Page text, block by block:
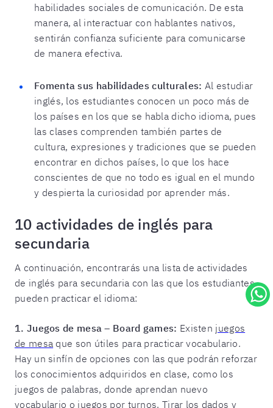
habilidades sociales de comunicación. De esta
manera, al interactuar con hablantes nativos,
sentirán confianza suficiente para comunicarse
de manera efectiva.
Fomenta sus habilidades culturales: Al estudiar
inglés, los estudiantes conocen un poco más de
los países en los que se habla dicho idioma, pues
las clases comprenden también partes de
cultura, expresiones y tradiciones que se pueden
encontrar en dichos países, lo que los hace
conscientes de que no todo es igual en el mundo
y despierta la curiosidad por aprender más.
10 actividades de inglés para
secundaria
A continuación, encontrarás una lista de actividades
de inglés para secundaria con las que los estudiantes
pueden practicar el idioma:
1. Juegos de mesa – Board games: Existen juegos
de mesa que son útiles para practicar vocabulario.
Hay un sinfín de opciones con las que podrán reforzar
los conocimientos adquiridos en clase, como los
juegos de palabras, donde aprendan nuevo
vocabulario o juegos por turnos. Tirar los dados y